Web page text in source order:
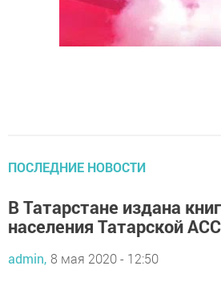
ПОСЛЕДНИЕ НОВОСТИ
В Татарстане издана
населения Татарской
admin, 8 мая 2020 - 12:50